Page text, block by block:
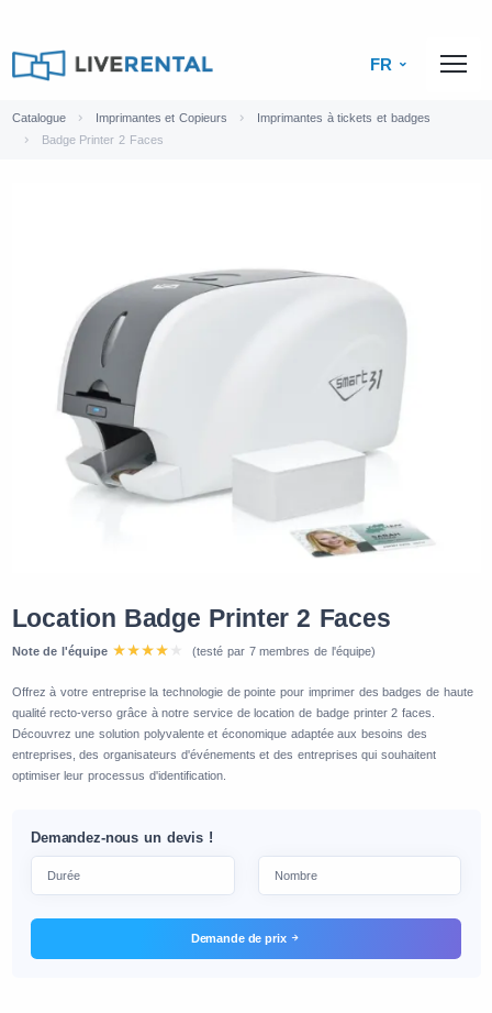
FR
Catalogue Imprimantes et Copieurs
Imprimantes à tickets et badges
Badge Printer 2 Faces
Location Badge Printer 2 Faces
Note de l'équipe (testé par 7 membres de l'équipe)
Offrez à votre entreprise la technologie de pointe pour imprimer des badges de haute
qualité recto-verso grâce à notre service de location de badge printer 2 faces.
Découvrez une solution polyvalente et économique adaptée aux besoins des
entreprises, des organisateurs d'événements et des entreprises qui souhaitent
optimiser leur processus d'identification.
Demandez-nous un devis !
Demande de prix